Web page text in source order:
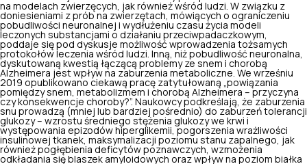
na modelach zwierzęcych, jak również wśród ludzi. W związku z
doniesieniami z prób na zwierzętach, mówiących o ograniczeniu
pobudliwości neuronalnej i wydłużeniu czasu życia modeli
leczonych substancjami o działaniu przeciwpadaczkowym,
poddaje się pod dyskusje możliwość wprowadzenia tożsamych
protokołów leczenia wśród ludzi. Inną, niż pobudliwość neuronalna,
dyskutowaną kwestią łączącą problemy ze snem i chorobą
Alzheimera jest wpływ na zaburzenia metaboliczne. We wrześniu
2019 opublikowano ciekawą pracę zatytułowaną „powiązania
pomiędzy snem, metabolizmem i chorobą Alzheimera – przyczyna
czy konsekwencje choroby?”. Naukowcy podkreślają, że zaburzenia
snu prowadzą (mniej lub bardziej pośrednio) do zaburzeń tolerancji
glukozy – wzrostu średniego stężenia glukozy we krwi i
występowania epizodów hiperglikemii, pogorszenia wrażliwości
insulinowej tkanek, maksymalizacji poziomu stanu zapalnego , jak
również pogłębienia deficytów poznawczych, wzmożenia
odkładania się blaszek amyloidowych oraz wpływ na poziom białka